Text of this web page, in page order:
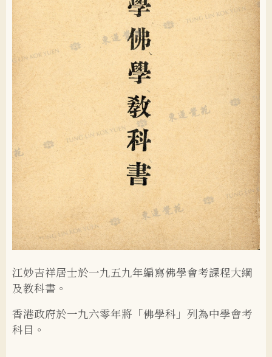
江妙吉祥居士於一九五九年編寫佛學會考課程大綱
及教科書。
香港政府於一九六零年將「佛學科」列為中學會考
科目。